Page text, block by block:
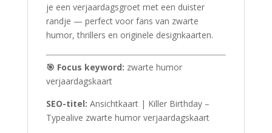
je een verjaardagsgroet met een duister
randje — perfect voor fans van zwarte
humor, thrillers en originele designkaarten.
🎯 Focus keyword: zwarte humor
verjaardagskaart
SEO-titel: Ansichtkaart | Killer Birthday –
Typealive zwarte humor verjaardagskaart